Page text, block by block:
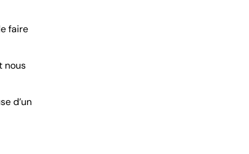
nous
d’un